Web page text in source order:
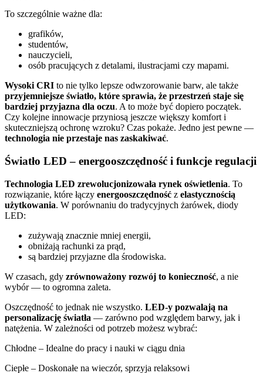
To szczególnie ważne dla:
grafików,
studentów,
nauczycieli,
osób pracujących z detalami, ilustracjami czy mapami.
Wysoki CRI to nie tylko lepsze odwzorowanie barw, ale także
przyjemniejsze światło, które sprawia, że przestrzeń staje się
bardziej przyjazna dla oczu. A to może być dopiero początek.
Czy kolejne innowacje przyniosą jeszcze większy komfort i
skuteczniejszą ochronę wzroku? Czas pokaże. Jedno jest pewne —
technologia nie przestaje nas zaskakiwać.
Światło LED – energooszczędność i funkcje regulacji
Technologia LED zrewolucjonizowała rynek oświetlenia. To
rozwiązanie, które łączy energooszczędność z elastycznością
użytkowania. W porównaniu do tradycyjnych żarówek, diody
LED:
zużywają znacznie mniej energii,
obniżają rachunki za prąd,
są bardziej przyjazne dla środowiska.
W czasach, gdy zrównoważony rozwój to konieczność, a nie
wybór — to ogromna zaleta.
Oszczędność to jednak nie wszystko. LED-y pozwalają na
personalizację światła — zarówno pod względem barwy, jak i
natężenia. W zależności od potrzeb możesz wybrać:
Chłodne – Idealne do pracy i nauki w ciągu dnia
Ciepłe – Doskonałe na wieczór, sprzyja relaksowi